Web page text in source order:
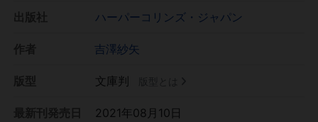
ハーパーコリンズ・ジャパン
吉澤紗矢
文庫判
2021年08月10日